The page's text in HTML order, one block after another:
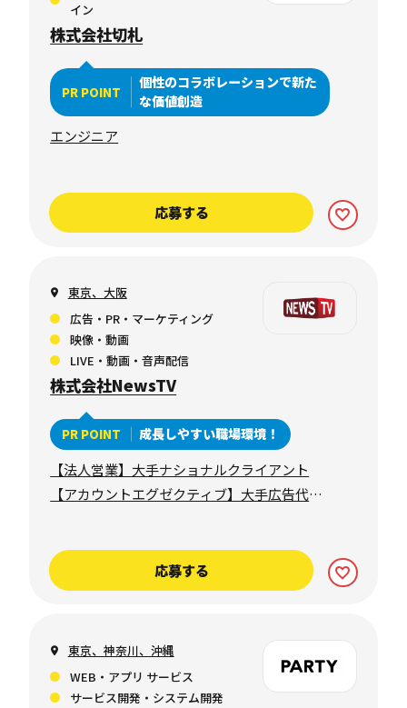
イン
株式会社切札
PR POINT
個性のコラボレーションで新た
な価値創造
エンジニア
応募する
東京、大阪
広告・PR・マーケティング
映像・動画
LIVE・動画・音声配信
株式会社NewsTV
PR POINT 成長しやすい職場環境！
【法人営業】大手ナショナルクライアント
【アカウントエグゼクティブ】大手広告代理
応募する
東京、神奈川、沖縄
WEB・アプリ サービス
サービス開発・システム開発